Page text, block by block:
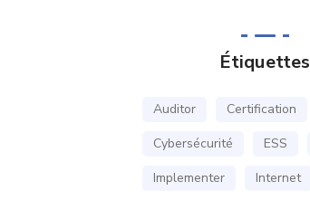
Étiquettes
Auditor Certification
Cybersécurité
ESS
Implementer
Internet